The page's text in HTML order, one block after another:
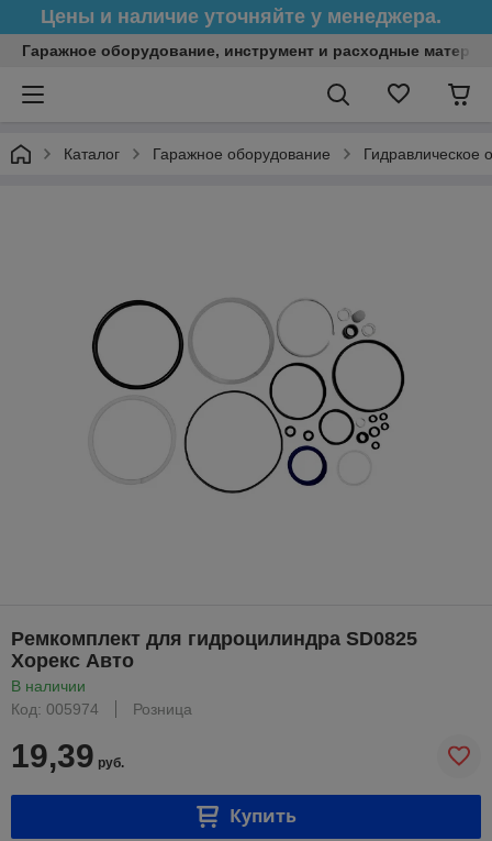
Цены и наличие уточняйте у менеджера.
Гаражное оборудование, инструмент и расходные
Каталог Гаражное оборудование Гидравлическое
Ремкомплект для гидроцилиндра SD0825
Хорекс Авто
В наличии
Код: 005974
Розница
19,39 руб.
Купить